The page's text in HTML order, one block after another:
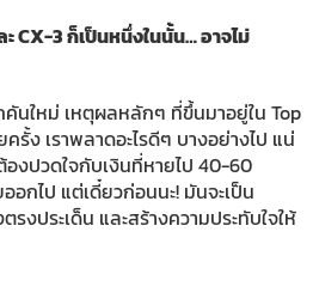
CX-3 ก็เป็นหนึ่งในนั้น… อาจไม่
คันใหม่ เหตุผลหลักๆ ที่ขึ้นมาอยู่ใน Top
รั้ง เราพลาดอะไรดีๆ บางอย่างไป แน่
งปวดใจกับเงินที่หายไป 40-60
อกไป แต่เดี๋ยวก่อนนะ! มันจะเป็น
งประเด็น และสร้างความประทับใจให้